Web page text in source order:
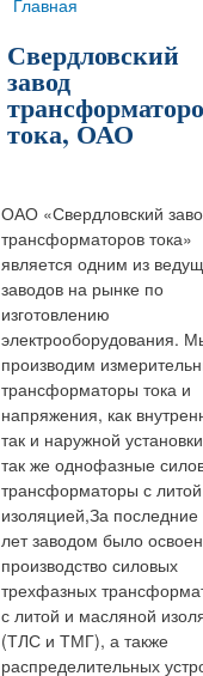
Вы здесь
Главная
Свердловский
завод
тока, ОАО
ОАО «Свердловский
трансформаторов тока»
является одним из
заводов на рынке по
изготовлению
электрооборудования.
производим
трансформаторы тока и
напряжения, как
так и наружной
так же однофазные
трансформаторы с литой
изоляцией,За последние
лет заводом было
производство силовых
трехфазных
с литой и масляной
(ТЛС и ТМГ), а также
распределительных